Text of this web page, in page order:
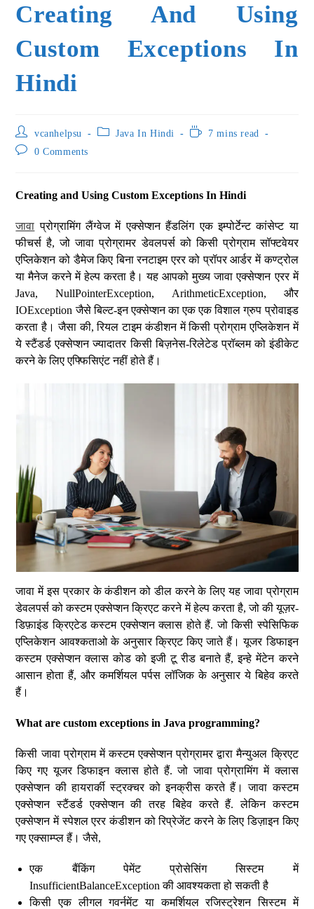
Creating And Using
Custom Exceptions In
Hindi
vcanhelpsu Java In Hindi
7 mins read
0 Comments
Creating and Using Custom Exceptions In Hindi
जावा प्रोग्रामिंग लैंग्वेज में एक्सेप्शन हैंडलिंग एक इम्पोर्टेन्ट कांसेप्ट या
फीचर्स है, जो जावा प्रोग्रामर डेवलपर्स को किसी प्रोग्राम सॉफ्टवेयर
एप्लिकेशन को डैमेज किए बिना रनटाइम एरर को प्रॉपर आर्डर में कण्ट्रोल
या मैनेज करने में हेल्प करता है। यह आपको मुख्य जावा एक्सेप्शन एरर में
Java, NullPointerException, ArithmeticException, और
IOException जैसे बिल्ट-इन एक्सेप्शन का एक एक विशाल ग्रुप प्रोवाइड
करता है। जैसा की, रियल टाइम कंडीशन में किसी प्रोग्राम एप्लिकेशन में
ये स्टैंडर्ड एक्सेप्शन ज्यादातर किसी बिज़नेस-रिलेटेड प्रॉब्लम को इंडीकेट
करने के लिए एफ्फिसिएंट नहीं होते हैं।
जावा में इस प्रकार के कंडीशन को डील करने के लिए यह जावा प्रोग्राम
डेवलपर्स को कस्टम एक्सेप्शन क्रिएट करने में हेल्प करता है, जो की यूज़र-
डिफ़ाइंड क्रिएटेड कस्टम एक्सेप्शन क्लास होते हैं. जो किसी स्पेसिफिक
एप्लिकेशन आवश्कताओ के अनुसार क्रिएट किए जाते हैं। यूजर डिफाइन
कस्टम एक्सेप्शन क्लास कोड को इजी टू रीड बनाते हैं, इन्हे मेंटेन करने
आसान होता हैं, और कमर्शियल पर्पस लॉजिक के अनुसार ये बिहेव करते
हैं।
What are custom exceptions in Java programming?
किसी जावा प्रोग्राम में कस्टम एक्सेप्शन प्रोग्रामर द्वारा मैन्युअल क्रिएट
किए गए यूजर डिफाइन क्लास होते हैं. जो जावा प्रोग्रामिंग में क्लास
एक्सेप्शन की हायरार्की स्ट्रक्चर को इनक्रीस करते हैं। जावा कस्टम
एक्सेप्शन स्टैंडर्ड एक्सेप्शन की तरह बिहेव करते हैं. लेकिन कस्टम
एक्सेप्शन में स्पेशल एरर कंडीशन को रिप्रेजेंट करने के लिए डिज़ाइन किए
गए एक्साम्प्ल हैं। जैसे,
एक बैंकिंग पेमेंट प्रोसेसिंग सिस्टम में
InsufficientBalanceException की आवश्यकता हो सकती है
किसी एक लीगल गवर्नमेंट या कमर्शियल रजिस्ट्रेशन सिस्टम में